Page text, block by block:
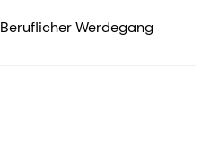
Beruflicher Werdegang